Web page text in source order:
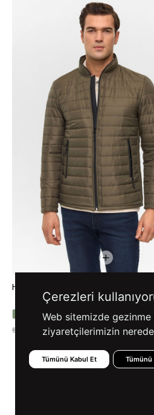
Haki Slim Kapitone Mont
%57
₺2.999,90
₺6.999,90
Çerezleri
Web sitemizde
ziyaretçilerimizin
Tümünü Kabul Et Tümünü